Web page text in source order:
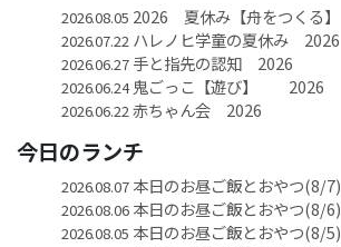
2026.08.05 2026 夏休み【舟をつくる】
2026.07.22ハレノヒ学童の夏休み 2026
2026.06.27手と指先の認知 2026
2026.06.24鬼ごっこ【遊び】 2026
2026.06.22赤ちゃん会 2026
今日のランチ
2026.08.07本日のお昼ご飯とおやつ(8/7)
2026.08.06本日のお昼ご飯とおやつ(8/6)
2026.08.05 本日のお昼ご飯とおやつ(8/5)